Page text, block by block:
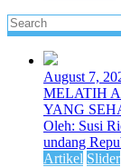
August 7,
MELATIH
YANG
Oleh: Susi
undang
Artikel Slider